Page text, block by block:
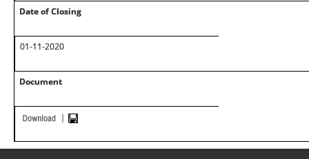
Date of Closing
01-11-2020
Document